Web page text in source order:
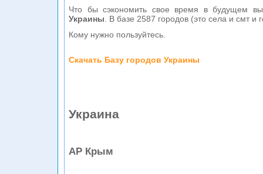
Что бы сэкономить свое время в будущем
Украины . В базе 2587 городов (это села и смт и
Кому нужно пользуйтесь.
Скачать Базу городов Украины
Украина
АР Крым